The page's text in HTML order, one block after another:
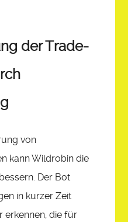
der Trade-
von
kann Wildrobin die
Der Bot
in kurzer Zeit
erkennen, die für